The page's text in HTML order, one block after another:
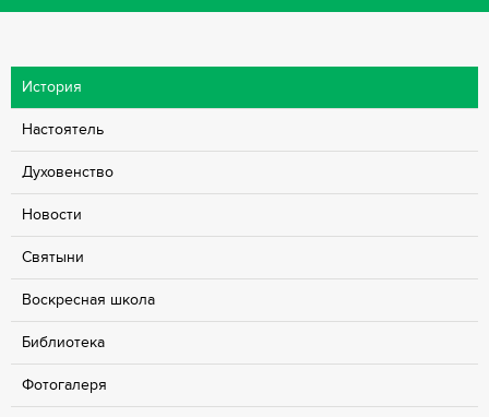
История
Настоятель
Духовенcтво
Новости
Святыни
Воскресная школа
Библиотека
Фотогалеря